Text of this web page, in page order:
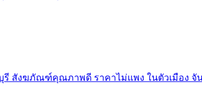
สังฆภัณฑ์คุณภาพดี ราคาไม่แพง ในตัวเมือง จั